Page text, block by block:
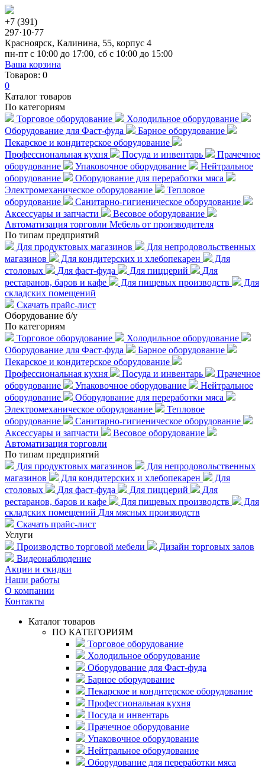
+7 (391)
297·10·77
Красноярск, Калинина, 55, корпус 4
пн-пт с 10:00 до 17:00, сб с 10:00 до 15:00
Ваша корзина
Товаров: 0
0
Каталог товаров
По категориям
Торговое оборудование
Холодильное оборудование
Оборудование для Фаст-фуда
Барное оборудование
Пекарское и кондитерское оборудование
Профессиональная кухня
Посуда и инвентарь
Прачечное
оборудование
Упаковочное оборудование
Нейтральное
оборудование
Оборудование для переработки мяса
Электромеханическое оборудование
Тепловое
оборудование
Санитарно-гигиеническое оборудование
Аксессуары и запчасти
Весовое оборудование
Автоматизация торговли Мебель от производителя
По типам предприятий
Для продуктовых магазинов
Для непродовольственных
магазинов
Для кондитерских и хлебопекарен
Для
столовых
Для фаст-фуда Для пиццерий
Для
рестаранов, баров и кафе
Для пищевых производств
Для
складских помещений
Скачать прайс-лист
Оборудование б/у
По категориям
Торговое оборудование
Холодильное оборудование
Оборудование для Фаст-фуда
Барное оборудование
Пекарское и кондитерское оборудование
Профессиональная кухня
Посуда и инвентарь
Прачечное
оборудование
Упаковочное оборудование
Нейтральное
оборудование
Оборудование для переработки мяса
Электромеханическое оборудование
Тепловое
оборудование
Санитарно-гигиеническое оборудование
Аксессуары и запчасти
Весовое оборудование
Автоматизация торговли
По типам предприятий
Для продуктовых магазинов
Для непродовольственных
магазинов
Для кондитерских и хлебопекарен
Для
столовых
Для фаст-фуда Для пиццерий
Для
рестаранов, баров и кафе
Для пищевых производств
Для
складских помещений Для мясных производств
Скачать прайс-лист
Услуги
Производство торговой мебели
Дизайн торговых залов
Видеонаблюдение
Акции и скидки
Наши работы
О компании
Контакты
Каталог товаров
ПО КАТЕГОРИЯМ
Торговое оборудование
Холодильное оборудование
Оборудование для Фаст-фуда
Барное оборудование
Пекарское и кондитерское оборудование
Профессиональная кухня
Посуда и инвентарь
Прачечное оборудование
Упаковочное оборудование
Нейтральное оборудование
Оборудование для переработки мяса